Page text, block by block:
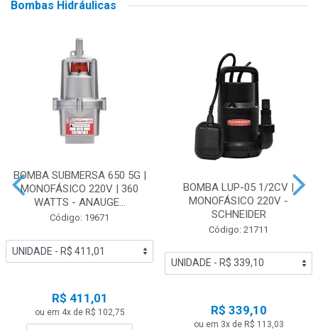
Bombas Hidráulicas
BOMBA SUBMERSA 650 5G |
MONOFÁSICO 220V | 360
WATTS - ANAUGE...
Código: 19671
R$ 411,01
ou em 4x de R$ 102,75
BOMBA LUP-05 1/2CV |
MONOFÁSICO 220V -
SCHNEIDER
Código: 21711
R$ 339,10
ou em 3x de R$ 113,03